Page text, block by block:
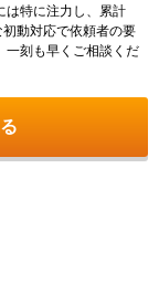
は特に注力し、累計
動対応で依頼者の要
一刻も早くご相談くだ